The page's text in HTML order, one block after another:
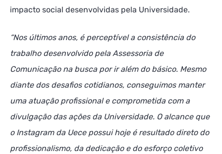
impacto social desenvolvidas pela Universidade.
“Nos últimos anos, é perceptível a consistência do
trabalho desenvolvido pela Assessoria de
Comunicação na busca por ir além do básico. Mesmo
diante dos desafios cotidianos, conseguimos manter
uma atuação profissional e comprometida com a
divulgação das ações da Universidade. O alcance que
o Instagram da Uece possui hoje é resultado direto do
profissionalismo, da dedicação e do esforço coletivo